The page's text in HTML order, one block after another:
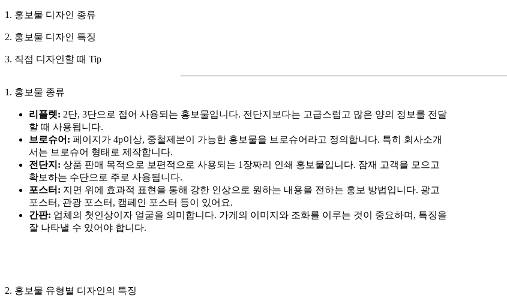
1. 홍보물 디자인 종류
2. 홍보물 디자인 특징
3. 직접 디자인할 때 Tip
1. 홍보물 종류
리플렛: 2단, 3단으로 접어 사용되는 홍보물입니다. 전단지보다는 고급스럽고 많은 양의 정보를 전달
할 때 사용됩니다.
브로슈어: 페이지가 4p이상, 중철제본이 가능한 홍보물을 브로슈어라고 정의합니다. 특히 회사소개
서는 브로슈어 형태로 제작합니다.
전단지: 상품 판매 목적으로 보편적으로 사용되는 1장짜리 인쇄 홍보물입니다. 잠재 고객을 모으고
확보하는 수단으로 주로 사용됩니다.
포스터: 지면 위에 효과적 표현을 통해 강한 인상으로 원하는 내용을 전하는 홍보 방법입니다. 광고
포스터, 관광 포스터, 캠페인 포스터 등이 있어요.
간판: 업체의 첫인상이자 얼굴을 의미합니다. 가게의 이미지와 조화를 이루는 것이 중요하며, 특징을
잘 나타낼 수 있어야 합니다.
2. 홍보물 유형별 디자인의 특징